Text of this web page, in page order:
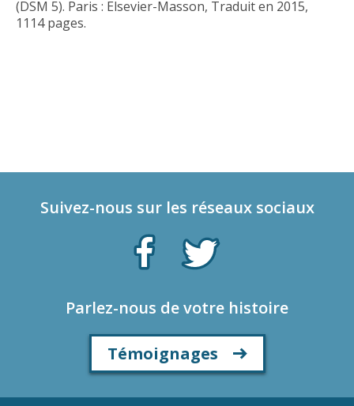
(DSM 5). Paris : Elsevier-Masson, Traduit en 2015,
1114 pages.
Suivez-nous sur les réseaux sociaux
Parlez-nous de votre histoire
Témoignages